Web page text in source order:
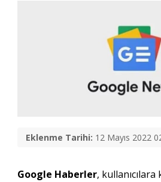
Eklenme Tarihi: 12 Mayıs 2022
Google Haberler,